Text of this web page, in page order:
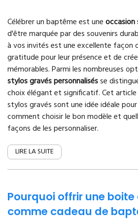
Célébrer un baptême est uneoccasion
d'être marquée par des souvenirs
à vos invités est une excellente façon
gratitude pour leur présence et de
mémorables. Parmi les nombreuses
stylos gravés personnalisésse
choix élégant et significatif. Cet
stylos gravés sont une idée idéale
comment choisir le bon modèle et
façons de les personnaliser.
LIRE LA SUITE
Pourquoi offrir une boite
comme cadeau de